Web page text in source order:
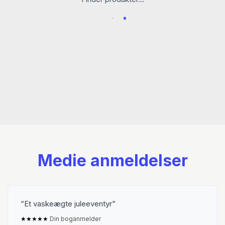
Medie anmeldelser
Et vaskeægte juleeventyr
★★★★★ Din boganmelder